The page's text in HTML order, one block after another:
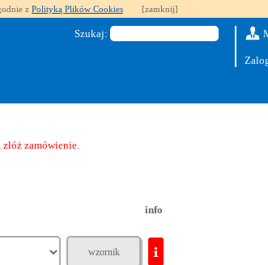
z Polityką Plików Cookies [zamknij]
Szukaj:
zamówienie.
info
wzornik